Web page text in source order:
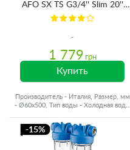
AFO SX TS G3/4'' Slim 20''
45°C 8bar (без картриджа)
1 779 грн
Купить
Производитель - Италия, Размер, мм
- Ø60x500, Тип воды - Холодная вода,
-15%